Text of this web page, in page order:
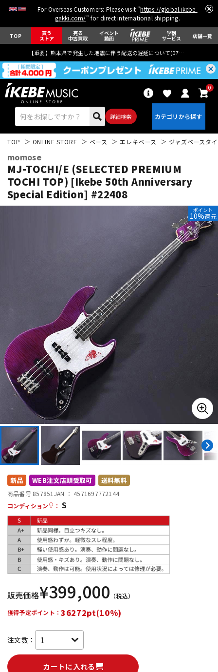
For Overseas Customers: Please visit "https://global.ikebe-
gakki.com/" for direct international shipping.
TOP 買う
ストア
売る
中古買取
イベント
動画
学割
サービス 店舗一覧
【重要】熊本県で発生した地震に伴う配送の遅延について(07月29日
詳細検索
0
エレキギター
パーカッション
キーボード
管楽器
アンプ
DJ機器
DTM オンライン納品 レコーディング機器
配信/ライブ機器
TOP ONLINE STORE ベース エレキベース ジャズベースタ
momose
MJ-TOCHI/E (SELECTED PREMIUM
TOCHI TOP) [Ikebe 50th Anniversary
Special Edition] #22408
ポイント
10%還元
新品 WEB注文店頭受取可 送料無料
商品番号 857851 JAN ： 4571697772144
コンディション
： S
販売価格¥399,000 （税込）
獲得予定ポイント：36272pt(10%)
注文数：
カートに入れる